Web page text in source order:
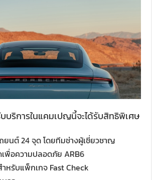
บริการในแคมเปญนี้จะได้รับสิทธิพิเศษ
ยนต์ 24 จุด โดยทีมช่างผู้เชี่ยวชาญ
เพื่อความปลอดภัย ARB6
หรับแพ็กเกจ Fast Check